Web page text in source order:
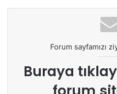
Forum sayfamızı
Buraya